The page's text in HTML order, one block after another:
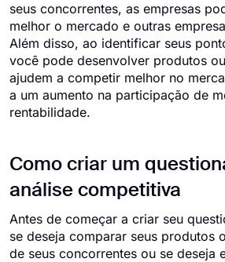
seus concorrentes, as empresas
melhor o mercado e outras
Além disso, ao identificar seus
você pode desenvolver produtos
ajudem a competir melhor no
a um aumento na participação de
rentabilidade.
Como criar um
análise competitiva
Antes de começar a criar seu
se deseja comparar seus produtos
de seus concorrentes ou se deseja